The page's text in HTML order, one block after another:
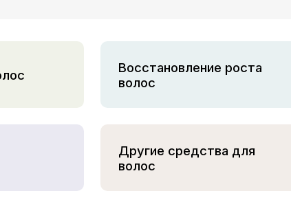
Восстановление роста
волос
Другие средства для
волос